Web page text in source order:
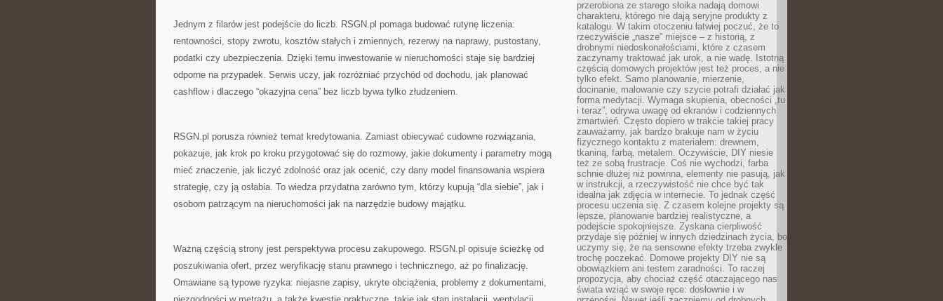
Jednym z filarów jest podejście do liczb. RSGN.pl pomaga budować rutynę liczenia:
rentowności, stopy zwrotu, kosztów stałych i zmiennych, rezerwy na naprawy, pustostany,
podatki czy ubezpieczenia. Dzięki temu inwestowanie w nieruchomości staje się bardziej
odporne na przypadek. Serwis uczy, jak rozróżniać przychód od dochodu, jak planować
cashflow i dlaczego “okazyjna cena” bez liczb bywa tylko złudzeniem.
RSGN.pl porusza również temat kredytowania. Zamiast obiecywać cudowne rozwiązania,
pokazuje, jak krok po kroku przygotować się do rozmowy, jakie dokumenty i parametry mogą
mieć znaczenie, jak liczyć zdolność oraz jak ocenić, czy dany model finansowania wspiera
strategię, czy ją osłabia. To wiedza przydatna zarówno tym, którzy kupują “dla siebie”, jak i
osobom patrzącym na nieruchomości jak na narzędzie budowy majątku.
Ważną częścią strony jest perspektywa procesu zakupowego. RSGN.pl opisuje ścieżkę od
poszukiwania ofert, przez weryfikację stanu prawnego i technicznego, aż po finalizację.
Omawiane są typowe ryzyka: niejasne zapisy, ukryte obciążenia, problemy z dokumentami,
przerobiona ze starego słoika nadają domowi
charakteru, którego nie dają seryjne produkty z
katalogu. W takim otoczeniu łatwiej poczuć, że to
rzeczywiście „nasze” miejsce – z historią, z
drobnymi niedoskonałościami, które z czasem
zaczynamy traktować jak urok, a nie wadę. Istotną
częścią domowych projektów jest też proces, a nie
tylko efekt. Samo planowanie, mierzenie,
docinanie, malowanie czy szycie potrafi działać jak
forma medytacji. Wymaga skupienia, obecności „tu
i teraz”, odrywa uwagę od ekranów i codziennych
zmartwień. Często dopiero w trakcie takiej pracy
zauważamy, jak bardzo brakuje nam w życiu
fizycznego kontaktu z materiałem: drewnem,
tkaniną, farbą, metalem. Oczywiście, DIY niesie
też ze sobą frustracje. Coś nie wychodzi, farba
schnie dłużej niż powinna, elementy nie pasują, jak
w instrukcji, a rzeczywistość nie chce być tak
idealna jak zdjęcia w internecie. To jednak część
procesu uczenia się. Z czasem kolejne projekty są
lepsze, planowanie bardziej realistyczne, a
podejście spokojniejsze. Zyskana cierpliwość
przydaje się później w innych dziedzinach życia, bo
uczymy się, że na sensowne efekty trzeba zwykle
trochę poczekać. Domowe projekty DIY nie są
obowiązkiem ani testem zaradności. To raczej
propozycja, aby chociaż część otaczającego nas
świata wziąć w swoje ręce: dosłownie i w